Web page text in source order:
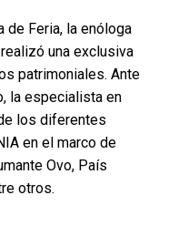
de Feria, la enóloga
una exclusiva
patrimoniales. Ante
la especialista en
los diferentes
en el marco de
Ovo, País
otros.